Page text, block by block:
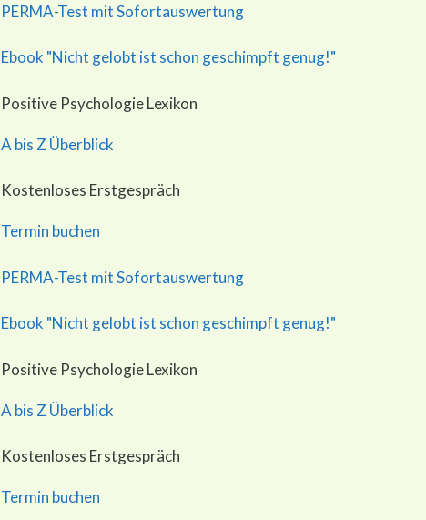
PERMA-Test mit Sofortauswertung
Ebook "Nicht gelobt ist schon geschimpft genug!"
Positive Psychologie Lexikon
A bis Z Überblick
Kostenloses Erstgespräch
Termin buchen
PERMA-Test mit Sofortauswertung
Ebook "Nicht gelobt ist schon geschimpft genug!"
Positive Psychologie Lexikon
A bis Z Überblick
Kostenloses Erstgespräch
Termin buchen